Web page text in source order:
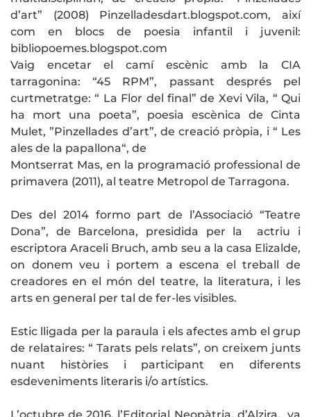
d’art” (2008) Pinzelladesdart.blogspot.com, així
com en blocs de poesia infantil i juvenil:
bibliopoemes.blogspot.com
Vaig encetar el camí escènic amb la CIA
tarragonina: “45 RPM”, passant després pel
curtmetratge: “ La Flor del final” de Xevi Vila, “ Qui
ha mort una poeta”, poesia escènica de Cinta
Mulet, ”Pinzellades d’art”, de creació pròpia, i “ Les
ales de la papallona“, de
Montserrat Mas, en la programació professional de
primavera (2011), al teatre Metropol de Tarragona.
Des del 2014 formo part de l’Associació “Teatre
Dona”, de Barcelona, presidida per la actriu i
escriptora Araceli Bruch, amb seu a la casa Elizalde,
on donem veu i portem a escena el treball de
creadores en el món del teatre, la literatura, i les
arts en general per tal de fer-les visibles.
Estic lligada per la paraula i els afectes amb el grup
de relataires: “ Tarats pels relats”, on creixem junts
nuant històries i participant en diferents
esdeveniments literaris i/o artístics.